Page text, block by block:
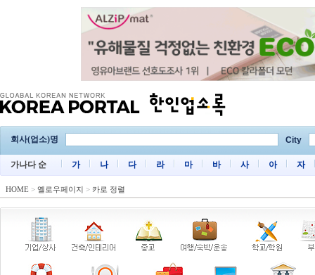
회사(업소)명 City
가나다 순 가 나 다 라 마 바 사 아 자
HOME > 옐로우페이지 > 카로 정렬